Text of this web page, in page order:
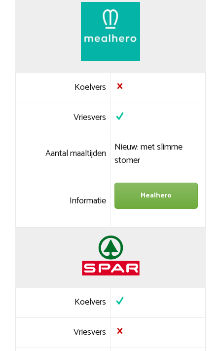
Koelvers
Vriesvers
Aantal maaltijden Nieuw: met slimme
stomer
Informatie Mealhero
Koelvers
Vriesvers